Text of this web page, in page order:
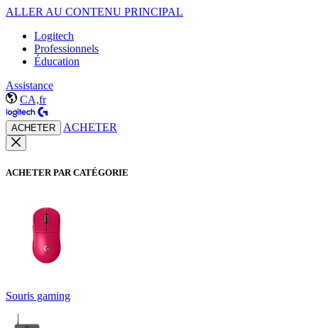
ALLER AU CONTENU PRINCIPAL
Logitech
Professionnels
Éducation
Assistance
CA,fr
ACHETER ACHETER
ACHETER PAR CATÉGORIE
Souris gaming